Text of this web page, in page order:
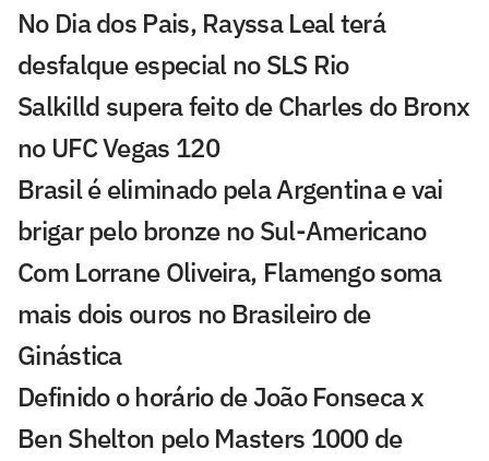
No Dia dos Pais, Rayssa Leal terá
desfalque especial no SLS Rio
Salkilld supera feito de Charles do Bronx
no UFC Vegas 120
Brasil é eliminado pela Argentina e vai
brigar pelo bronze no Sul-Americano
Com Lorrane Oliveira, Flamengo soma
mais dois ouros no Brasileiro de
Ginástica
Definido o horário de João Fonseca x
Ben Shelton pelo Masters 1000 de